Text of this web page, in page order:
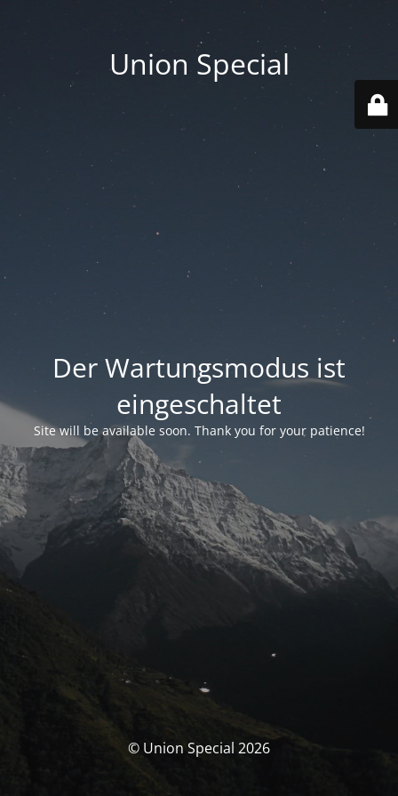
Union Special
Der Wartungsmodus ist
eingeschaltet
Site will be available soon. Thank you for your patience!
© Union Special 2026